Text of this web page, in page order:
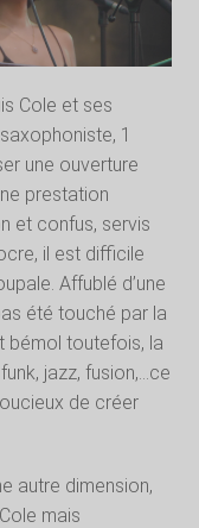
Cole et ses
1
une ouverture
prestation
et confus, servis
il est difficile
Affublé d’une
été touché par la
bémol toutefois, la
jazz, fusion,…ce
de créer
autre dimension,
mais